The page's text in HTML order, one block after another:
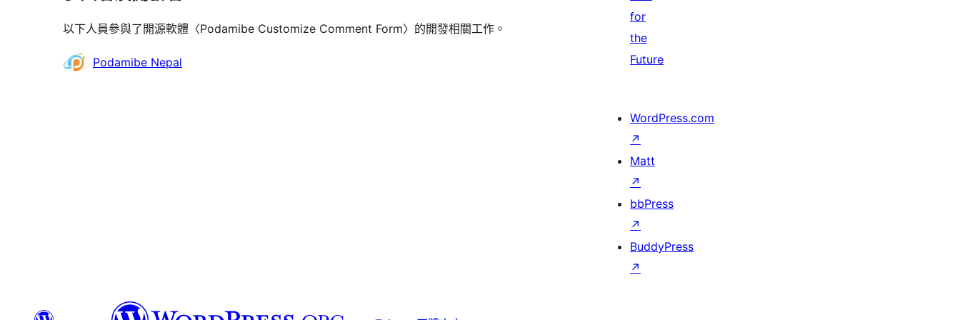
以下人員參與了開源軟體〈Podamibe Customize Comment Form〉的開發相關工作。
參
Podamibe Nepal
for
the
Future
WordPress.com
↗
Matt
↗
bbPress
↗
BuddyPress
↗